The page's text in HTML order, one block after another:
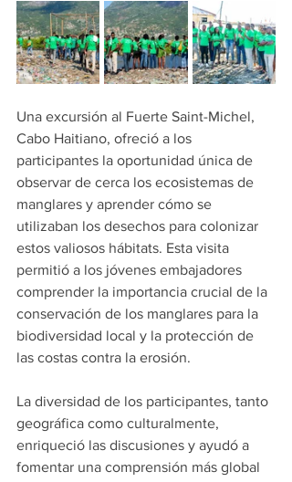
Una excursión al Fuerte Saint-Michel,
Cabo Haitiano, ofreció a los
participantes la oportunidad única de
observar de cerca los ecosistemas de
manglares y aprender cómo se
utilizaban los desechos para colonizar
estos valiosos hábitats. Esta visita
permitió a los jóvenes embajadores
comprender la importancia crucial de la
conservación de los manglares para la
biodiversidad local y la protección de
las costas contra la erosión.
La diversidad de los participantes, tanto
geográfica como culturalmente,
enriqueció las discusiones y ayudó a
fomentar una comprensión más global